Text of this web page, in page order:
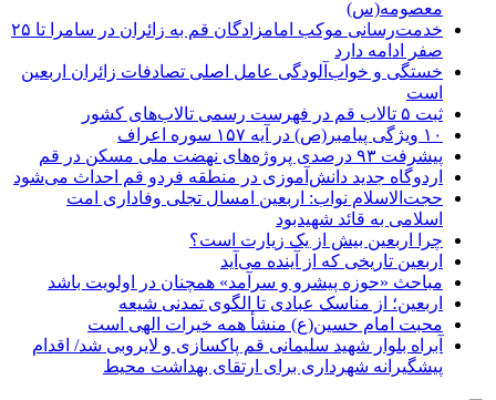
معصومه(س)
خدمت‌رسانی موکب امامزادگان قم به زائران در سامرا تا ۲۵
صفر ادامه دارد
خستگی و خواب‌آلودگی عامل اصلی تصادفات زائران اربعین
است
ثبت ۵ تالاب قم در فهرست رسمی تالاب‌های کشور
۱۰ ویژگی پیامبر(ص) در آیه ۱۵۷ سوره اعراف
پیشرفت ۹۳ درصدی پروژه‌های نهضت ملی مسکن در قم
اردوگاه جدید دانش‌آموزی در منطقه فردو قم احداث می‌شود
حجت‌الاسلام نواب: اربعین امسال تجلی وفاداری امت
اسلامی به قائد شهیدبود
چرا اربعین بیش از یک زیارت است؟
اربعین تاریخی که از آینده می‌آید
مباحث «حوزه پیشرو و سرآمد» همچنان در اولویت باشد
اربعین؛ از مناسک عبادی تا الگوی تمدنی شیعه
محبت امام حسین(ع) منشأ همه خیرات الهی است
آبراه بلوار شهید سلیمانی قم پاکسازی و لایروبی شد/ اقدام
پیشگیرانه شهرداری برای ارتقای بهداشت محیط